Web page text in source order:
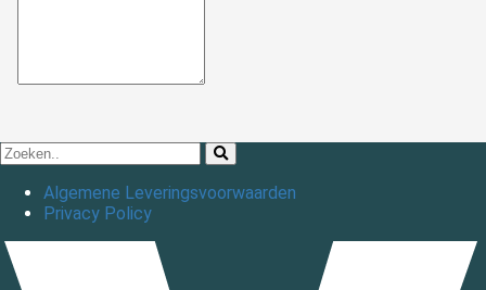
Algemene Leveringsvoorwaarden
Privacy Policy